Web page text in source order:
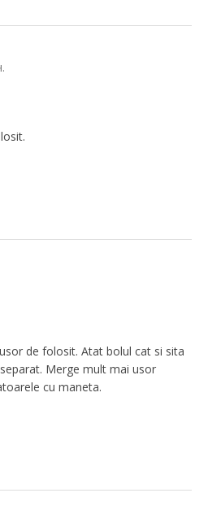
de folosit. Atat bolul cat si sita
Merge mult mai usor
cu maneta.